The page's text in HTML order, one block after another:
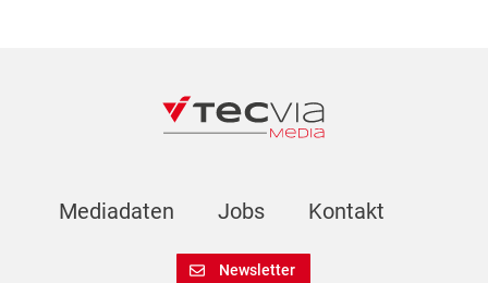
Mediadaten Jobs Kontakt
Newsletter